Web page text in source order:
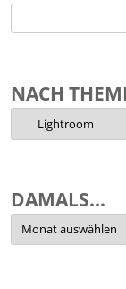
Suchen
nach:
NACH
Nach
Themen
sortiert
DAMALS…
Damals…